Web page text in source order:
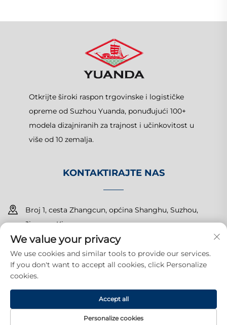
Otkrijte široki raspon trgovinske i logističke
opreme od Suzhou Yuanda, ponuđujući 100+
modela dizajniranih za trajnost i učinkovitost u
više od 10 zemalja.
KONTAKTIRAJTE NAS
Broj 1, cesta Zhangcun, općina Shanghu, Suzhou,
Jiangsu, Kina
+86-15150179453
[email protected]
Autorska prava © 2025 Suzhou Yuanda Commercial Products
Co., Ltd. Sva prava pridržana. Politika privatnosti
We value your privacy
We use cookies and similar tools to provide our services.
If you don't want to accept all cookies, click Personalize
cookies.
Personalize cookies
Accept all